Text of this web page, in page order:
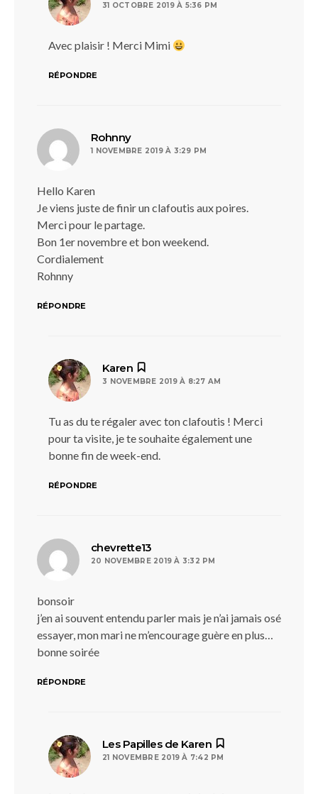
31 OCTOBRE 2019 À 5:36 PM
Avec plaisir ! Merci Mimi
RÉPONDRE
Rohnnydit :
1 NOVEMBRE 2019 À 3:29 PM
Hello Karen
Je viens juste de finir un clafoutis aux poires.
Merci pour le partage.
Bon 1er novembre et bon weekend.
Cordialement
Rohnny
RÉPONDRE
Karen
3 NOVEMBRE 2019 À 8:27 AM
Tu as du te régaler avec ton clafoutis ! Merci
pour ta visite, je te souhaite également une
bonne fin de week-end.
RÉPONDRE
chevrette13
20 NOVEMBRE 2019 À 3:32 PM
bonsoir
j’en ai souvent entendu parler mais je n’ai jamais osé
essayer, mon mari ne m’encourage guère en plus…
bonne soirée
RÉPONDRE
Les Papilles de Karen
21 NOVEMBRE 2019 À 7:42 PM